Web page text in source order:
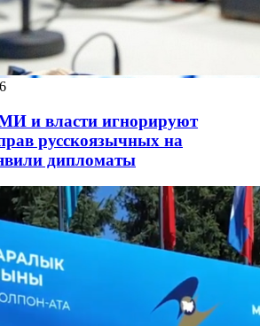
и власти игнорируют
русскоязычных на
дипломаты